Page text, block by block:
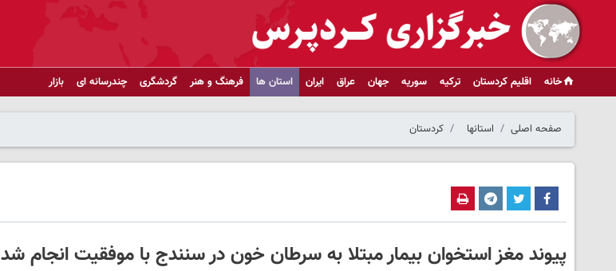
خانه اقلیم کردستان ترکیه سوریه جهان عراق ایران استان ها فرهنگ و هنر گردشگری چندرسانه ای بازار
صفحه اصلی استانها کردستان
پیوند مغز استخوان بیمار مبتلا به سرطان خون در سنندج با موفقیت انجام شد